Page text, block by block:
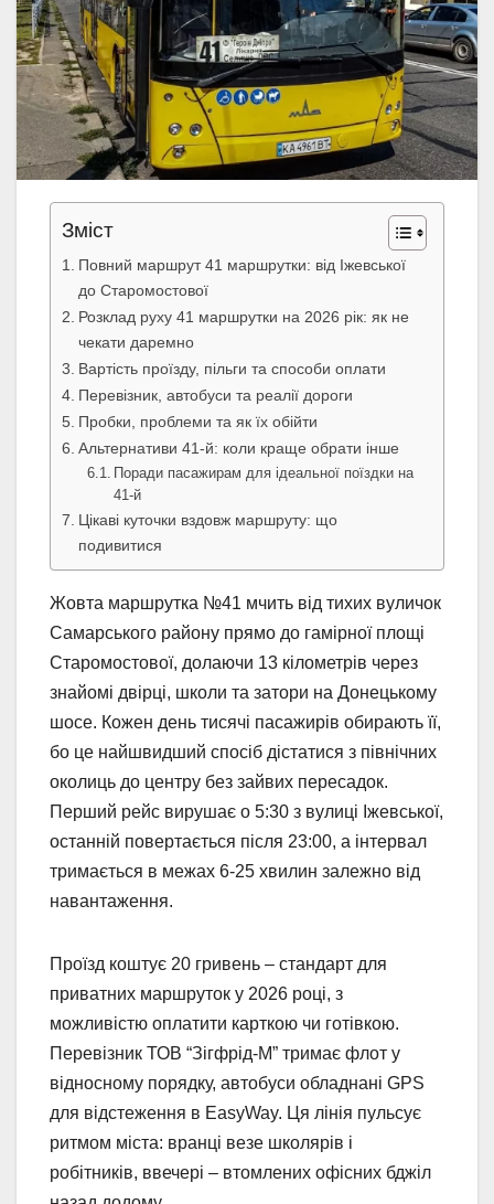
Зміст
Повний маршрут 41 маршрутки: від Іжевської
до Старомостової
Розклад руху 41 маршрутки на 2026 рік: як не
чекати даремно
Вартість проїзду, пільги та способи оплати
Перевізник, автобуси та реалії дороги
Пробки, проблеми та як їх обійти
Альтернативи 41-й: коли краще обрати інше
Поради пасажирам для ідеальної поїздки на
41-й
Цікаві куточки вздовж маршруту: що
подивитися
Жовта маршрутка №41 мчить від тихих вуличок
Самарського району прямо до гамірної площі
Старомостової, долаючи 13 кілометрів через
знайомі двірці, школи та затори на Донецькому
шосе. Кожен день тисячі пасажирів обирають її,
бо це найшвидший спосіб дістатися з північних
околиць до центру без зайвих пересадок.
Перший рейс вирушає о 5:30 з вулиці Іжевської,
останній повертається після 23:00, а інтервал
тримається в межах 6-25 хвилин залежно від
навантаження.
Проїзд коштує 20 гривень – стандарт для
приватних маршруток у 2026 році, з
можливістю оплатити карткою чи готівкою.
Перевізник ТОВ “Зігфрід-М” тримає флот у
відносному порядку, автобуси обладнані GPS
для відстеження в EasyWay. Ця лінія пульсує
ритмом міста: вранці везе школярів і
робітників, ввечері – втомлених офісних бджіл